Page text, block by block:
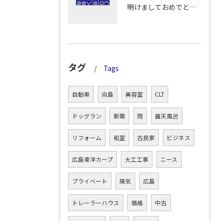
明けましておめでとうございます！
タグ Tags
自動車 向島 美容室 CLT
ドッグラン 新築 雨 露天風呂
リフォーム 和室 古民家 ビジネス
広島東洋カープ 大工工事 ニース
プライベート 陽気 広島
トレーラーハウス 価格 中古